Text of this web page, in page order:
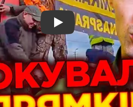
Play